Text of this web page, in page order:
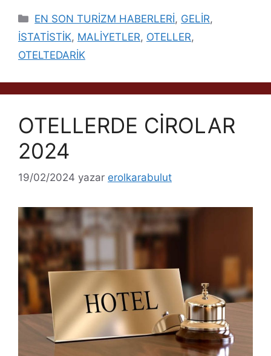
Kategoriler
EN SON TURİZM HABERLERİ, GELİR,
İSTATİSTİK, MALİYETLER, OTELLER,
OTELTEDARİK
OTELLERDE CİROLAR
2024
19/02/2024 yazar erolkarabulut